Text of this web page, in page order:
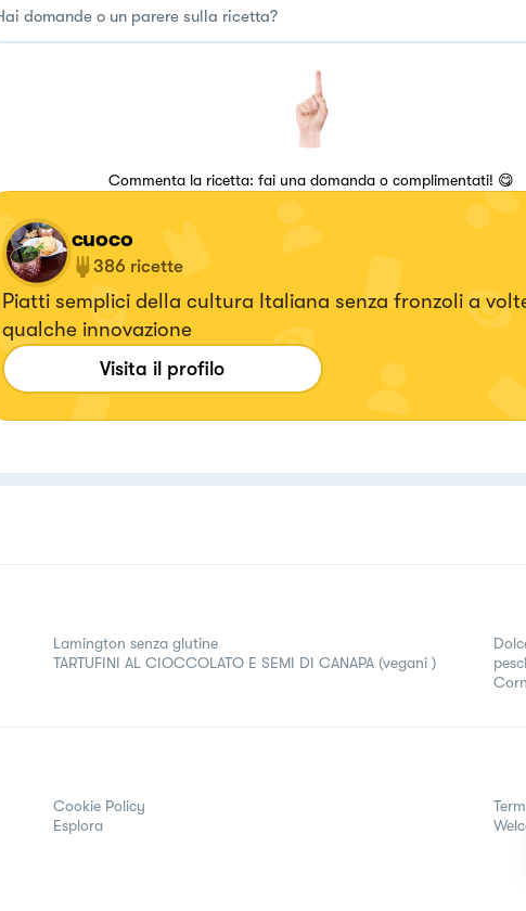
Commenta la ricetta: fai una domanda o complimentati! 😋
cuoco
386 ricette
Piatti semplici della cultura Italiana senza fronzoli a
qualche innovazione
Visita il profilo
Lamington senza glutine
TARTUFINI AL CIOCCOLATO E SEMI DI CANAPA (vegani )
Cookie Policy
Esplora